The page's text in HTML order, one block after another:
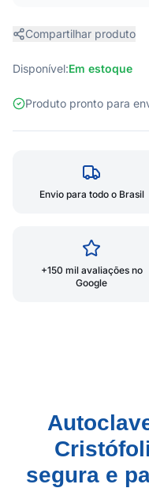
Compartilhar produto
Disponível:Em estoque
Produto pronto para
Envio para todo o Brasil
+150 mil avaliações no
Google
segura e